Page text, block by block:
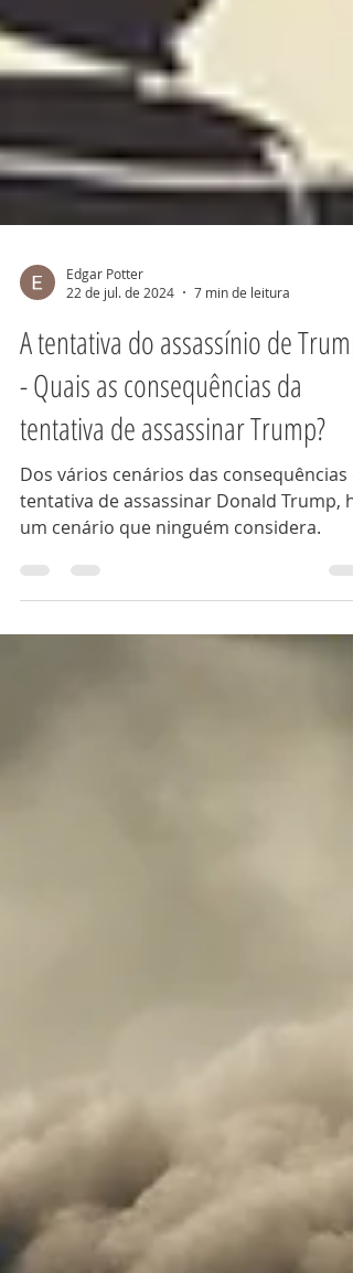
22 de jul. de 2024
7 min de leitura
A tentativa do assassínio de Trump
- Quais as consequências da
tentativa de assassinar Trump?
Dos vários cenários das consequências
tentativa de assassinar Donald Trump, há
um cenário que ninguém considera.